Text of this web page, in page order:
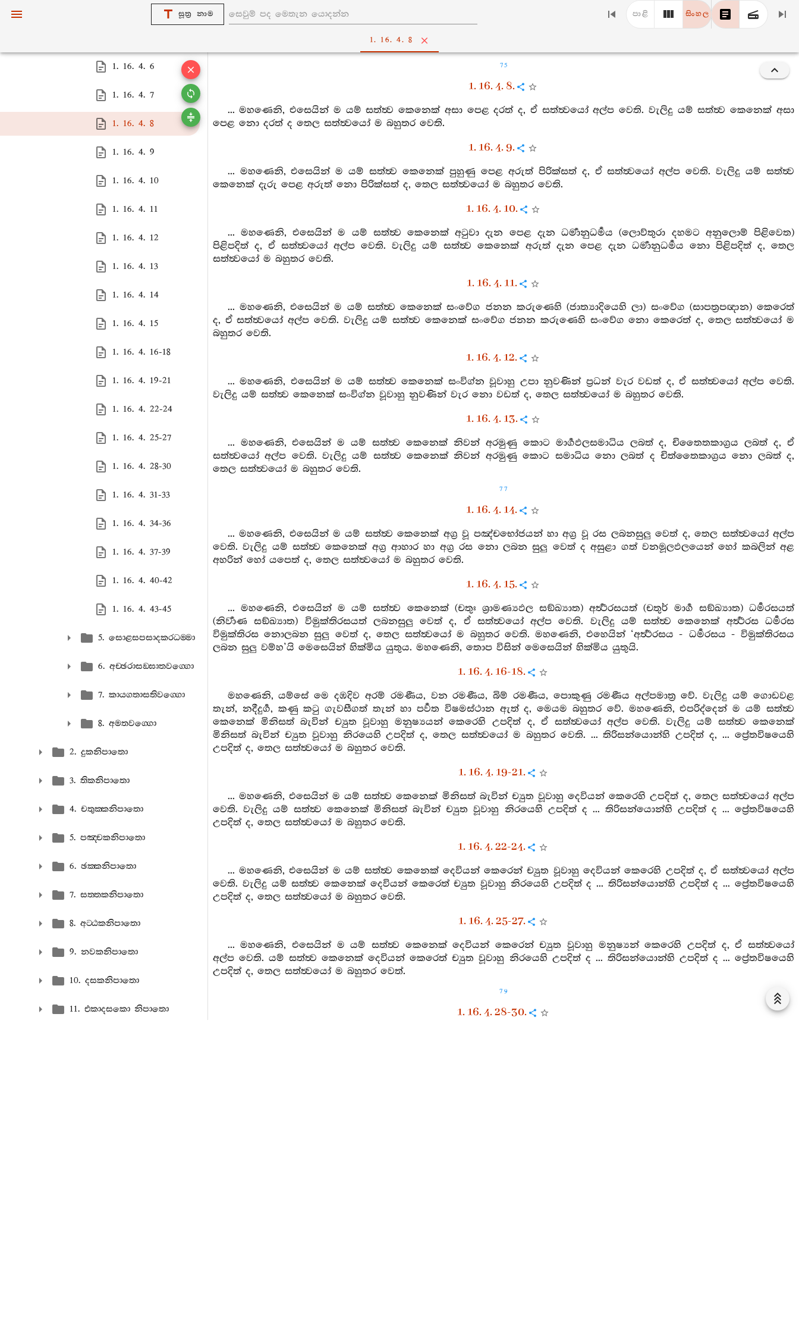
සූත්‍ර නාම පාළි සිංහල
1. 16. 4. 8
1. 16. 4. 6
1. 16. 4. 7
1. 16. 4. 8
1. 16. 4. 9
1. 16. 4. 10
1. 16. 4. 11
1. 16. 4. 12
1. 16. 4. 13
1. 16. 4. 14
1. 16. 4. 15
1. 16. 4. 16-18
1. 16. 4. 19-21
1. 16. 4. 22-24
1. 16. 4. 25-27
1. 16. 4. 28-30
1. 16. 4. 31-33
1. 16. 4. 34-36
1. 16. 4. 37-39
1. 16. 4. 40-42
1. 16. 4. 43-45
5. සොළසපසාදකරධම‍්මා
6. අච‍්ඡරාසඞ‍්ඝාතවග‍්ගො
7. කායගතාසතිවග‍්ගො
8. අමතවග‍්ගො
2. දුකනිපාතො
3. තිකනිපාතො
4. චතුක‍්කනිපාතො
5. පඤ‍්චකනිපාතො
6. ඡක‍්කනිපාතො
7. සත‍්තකනිපාතො
8. අට‍්ඨකනිපාතො
9. නවකනිපාතො
10. දසකනිපාතො
11. එකාදසකො නිපාතො
75
1. 16. 4. 8.
... මහණෙනි, එසෙයින් ම යම් සත්ත්‍ව කෙනෙක් අසා පෙළ දරත් ද, ඒ සත්ත්‍වයෝ අල්ප වෙති. වැලිදු යම් සත්ත්‍ව කෙනෙක් අසා
පෙළ නො දරත් ද තෙල සත්ත්‍වයෝ ම බහුතර වෙති.
1. 16. 4. 9.
... මහණෙනි, එසෙයින් ම යම් සත්ත්‍ව කෙනෙක් පුහුණු පෙළ අරුත් පිරික්සත් ද, ඒ සත්ත්‍වයෝ අල්ප වෙති. වැලිදු යම් සත්ත්‍ව
කෙනෙක් දැරු පෙළ අරුත් නො පිරික්සත් ද, තෙල සත්ත්‍වයෝ ම බහුතර වෙති.
1. 16. 4. 10.
... මහණෙනි, එසෙයින් ම යම් සත්ත්‍ව කෙනෙක් අටුවා දැන පෙළ දැන ධර්‍මානුධර්‍මය (ලොව්තුරා දහමට අනුලොම් පිළිවෙත)
පිළිපදිත් ද, ඒ සත්ත්‍වයෝ අල්ප වෙති. වැලිදු යම් සත්ත්‍ව කෙනෙක් අරුත් දැන පෙළ දැන ධර්‍මානුධර්‍මය නො පිළිපදිත් ද, තෙල
සත්ත්‍වයෝ ම බහුතර වෙති.
1. 16. 4. 11.
... මහණෙනි, එසෙයින් ම යම් සත්ත්‍ව කෙනෙක් සංවේග ජනන කරුණෙහි (ජාත්‍යාදියෙහි ලා) සංවේග (සාපත්‍රපඥාන) කෙරෙත්
ද, ඒ සත්ත්‍වයෝ අල්ප වෙති. වැලිදු යම් සත්ත්‍ව කෙනෙක් සංවේග ජනන කරුණෙහි සංවේග නො කෙරෙත් ද, තෙල සත්ත්‍වයෝ ම
බහුතර වෙති.
1. 16. 4. 12.
... මහණෙනි, එසෙයින් ම යම් සත්ත්‍ව කෙනෙක් සංවිග්න වූවාහු උපා නුවණින් ප්‍රධන් වැර වඩත් ද, ඒ සත්ත්‍වයෝ අල්ප වෙති.
වැලිදු යම් සත්ත්‍ව කෙනෙක් සංවිග්න වූවාහු නුවණින් වැර නො වඩත් ද, තෙල සත්ත්‍වයෝ ම බහුතර වෙති.
1. 16. 4. 13.
... මහණෙනි, එසෙයින් ම යම් සත්ත්‍ව කෙනෙක් නිවන් අරමුණු කොට මාර්‍ගඵලසමාධිය ලබත් ද, චිතෛතකාග්‍රය ලබත් ද, ඒ
සත්ත්‍වයෝ අල්ප වෙති. වැලිදු යම් සත්ත්‍ව කෙනෙක් නිවන් අරමුණු කොට සමාධිය නො ලබත් ද චිත්තෛකාග්‍රය නො ලබත් ද,
තෙල සත්ත්‍වයෝ ම බහුතර වෙති.
77
1. 16. 4. 14.
... මහණෙනි, එසෙයින් ම යම් සත්ත්‍ව කෙනෙක් අග්‍ර වූ පඤ්චභෝජයන් හා අග්‍ර වූ රස ලබනසුලු වෙත් ද, තෙල සත්ත්‍වයෝ අල්ප
වෙති. වැලිදු යම් සත්ත්‍ව කෙනෙක් අග්‍ර ආහාර හා අග්‍ර රස නො ලබන සුලු වෙත් ද අසුළා ගත් වනමූලඵලයෙන් හෝ කබලින් අළ
අහරින් හෝ යපෙත් ද, තෙල සත්ත්‍වයෝ ම බහුතර වෙති.
1. 16. 4. 15.
... මහණෙනි, එසෙයින් ම යම් සත්ත්‍ව කෙනෙක් (චතුඃ ශ්‍රාමණ්‍යඵල සඞ්ඛ්‍යාත) අර්‍ත්‍ථරසයත් (චතුර් මාර්‍ග සඞ්ඛ්‍යාත) ධර්‍මරසයත්
(නිර්‍වාණ සඞ්ඛ්‍යාත) විමුක්තිරසයත් ලබනසුලු වෙත් ද, ඒ සත්ත්‍වයෝ අල්ප වෙති. වැලිදු යම් සත්ත්‍ව කෙනෙක් අර්‍ත්‍ථරස ධර්‍මරස
විමුක්තිරස නොලබන සුලු වෙත් ද, තෙල සත්ත්‍වයෝ ම බහුතර වෙති. මහණෙනි, එහෙයින් ‘අර්‍ත්‍ථරසය - ධර්‍මරසය - විමුක්තිරසය
ලබන සුලු වම්හ’යි මෙසෙයින් හික්මිය යුතුය. මහණෙනි, තොප විසින් මෙසෙයින් හික්මිය යුතුයි.
1. 16. 4. 16-18.
මහණෙනි, යම්සේ මෙ දඹදිව අරම් රමණීය, වන රමණීය, බිම් රමණීය, පොකුණු රමණීය අල්පමාත්‍ර වේ. වැලිදු යම් ගොඩවළ
තැන්, නදීදුර්‍ග, කණු කටු ගැවසීගත් තැන් හා පර්‍වත විෂමස්ථාන ඇත් ද, මෙයම බහුතර වේ. මහණෙනි, එපරිද්දෙන් ම යම් සත්ත්‍ව
කෙනෙක් මිනිසත් බැවින් ච්‍යුත වූවාහු මනුෂ්‍යයන් කෙරෙහි උපදිත් ද, ඒ සත්ත්‍වයෝ අල්ප වෙති. වැලිදු යම් සත්ත්‍ව කෙනෙක්
මිනිසත් බැවින් ච්‍යුත වූවාහු නිරයෙහි උපදිත් ද, තෙල සත්ත්‍වයෝ ම බහුතර වෙති. ... තිරිසන්යොන්හි උපදිත් ද, ... ප්‍රේතවිෂයෙහි
උපදිත් ද, තෙල සත්ත්‍වයෝ ම බහුතර වෙති.
1. 16. 4. 19-21.
... මහණෙනි, එසෙයින් ම යම් සත්ත්‍ව කෙනෙක් මිනිසත් බැවින් ච්‍යුත වූවාහු දෙවියන් කෙරෙහි උපදිත් ද, තෙල සත්ත්‍වයෝ අල්ප
වෙති. වැලිදු යම් සත්ත්‍ව කෙනෙක් මිනිසත් බැවින් ච්‍යුත වූවාහු නිරයෙහි උපදිත් ද ... තිරිසන්යොන්හි උපදිත් ද ... ප්‍රේතවිෂයෙහි
උපදිත් ද, තෙල සත්ත්‍වයෝ ම බහුතර වෙති.
1. 16. 4. 22-24.
... මහණෙනි, එසෙයින් ම යම් සත්ත්‍ව කෙනෙක් දෙවියන් කෙරෙන් ච්‍යුත වූවාහු දෙවියන් කෙරෙහි උපදිත් ද, ඒ සත්ත්‍වයෝ අල්ප
වෙති. වැලිදු යම් සත්ත්‍ව කෙනෙක් දෙවියන් කෙරෙත් ච්‍යුත වූවාහු නිරයෙහි උපදිත් ද ... තිරිසන්යොන්හි උපදිත් ද ... ප්‍රේතවිෂයෙහි
උපදිත් ද, තෙල සත්ත්‍වයෝ ම බහුතර වෙති.
1. 16. 4. 25-27.
... මහණෙනි, එසෙයින් ම යම් සත්ත්‍ව කෙනෙක් දෙවියන් කෙරෙන් ච්‍යුත වූවාහු මනුෂ්‍යන් කෙරෙහි උපදිත් ද, ඒ සත්ත්‍වයෝ
අල්ප වෙති. යම් සත්ත්‍ව කෙනෙක් දෙවියන් කෙරෙත් ච්‍යුත වූවාහු නිරයෙහි උපදිත් ද ... තිරිසන්යොන්හි උපදිත් ද ... ප්‍රේතවිෂයෙහි
උපදිත් ද, තෙල සත්ත්‍වයෝ ම බහුතර වෙත්.
79
1. 16. 4. 28-30.